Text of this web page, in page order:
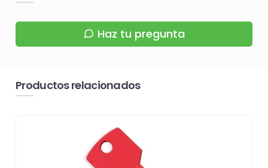
Haz tu pregunta
Productos relacionados